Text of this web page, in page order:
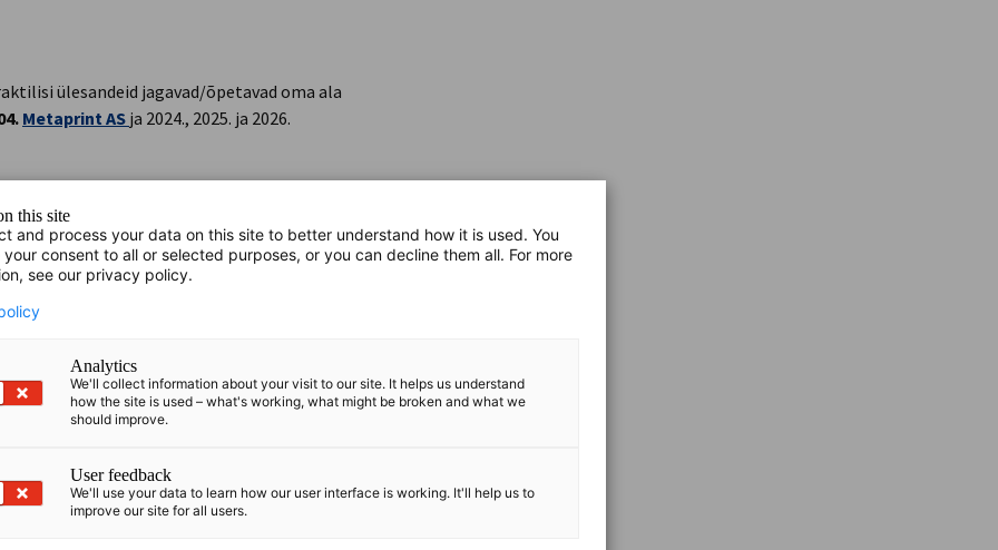
ülesandeid jagavad/õpetavad oma ala
Metaprint AS ja 2024., 2025. ja 2026.
ja areng, EL roheleppe peamised kliima- ja
energiamärgis
lihtsustatud hindamine
lekete tuvastamine, suruõhuseadmete
väärtusahela laiendamin
läbi nutikate lahenduste
this site
and process your data on this site to better understand how it is used. You
consent to all or selected purposes, or you can decline them all. For more
see our privacy policy.
Analytics
We'll collect information about your visit to our site. It helps us understand
how the site is used – what's working, what might be broken and what we
should improve.
User feedback
We'll use your data to learn how our user interface is working. It'll help us to
improve our site for all users.